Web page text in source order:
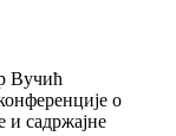
Вучић
о
и садржајне